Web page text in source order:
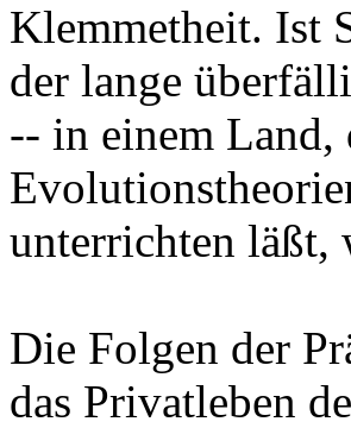
Klemmetheit. Ist
der lange
-- in einem Land,
unterrichten läßt,
Die Folgen der
das Privatleben